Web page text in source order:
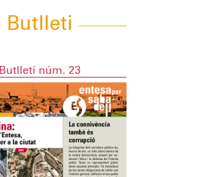
Butlleti
Butlletí núm. 23